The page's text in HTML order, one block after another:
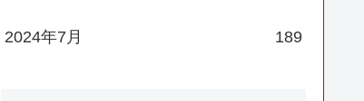
2024年7月 189